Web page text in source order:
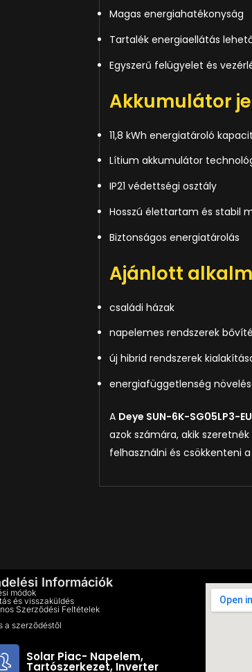
Magas energiahatékonyság
Tartalék energiaellátás
Egyszerű felügyelet és
Akkumulátor
11,8 kWh energiatároló
Lítium akkumulátor
IP21 védettségi osztály
Hosszú élettartam és stabil
Biztonságos energiatárolás
Ajánlott
családi házak
napelemes rendszerek
új hibrid rendszerek
energiafüggetlenség
A Deye SUN-6K-SG05LP3-
azok számára, akik
felhasználni és csökkenteni
Információk
módok
és visszaküldés
Szerződési Feltételek
a szerződéstől
Solar Piac- Napelem,
Tartószerkezet, Inverter